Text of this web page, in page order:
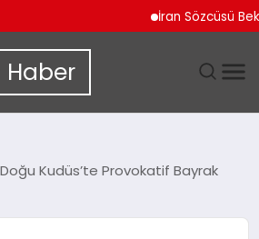
İran Sözcüsü Bekayi
Haber
Kudüs’te Provokatif Bayrak